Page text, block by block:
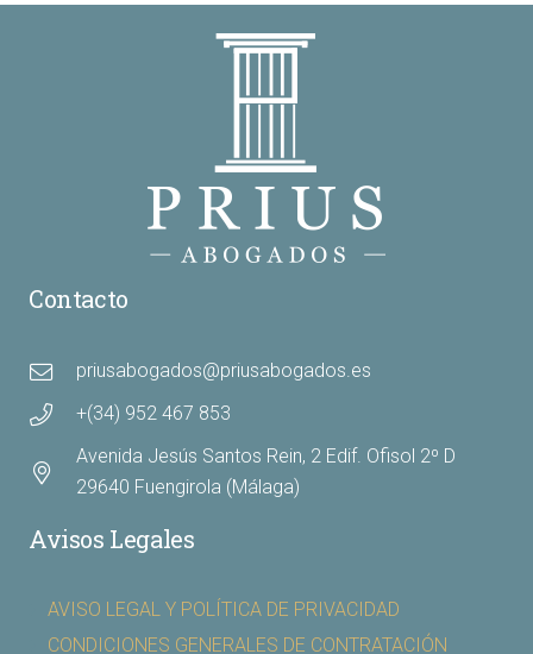
Contacto
priusabogados@priusabogados.es
+(34) 952 467 853
Avenida Jesús Santos Rein, 2 Edif. Ofisol 2º D
29640 Fuengirola (Málaga)
Avisos Legales
AVISO LEGAL Y POLÍTICA DE PRIVACIDAD
CONDICIONES GENERALES DE CONTRATACIÓN